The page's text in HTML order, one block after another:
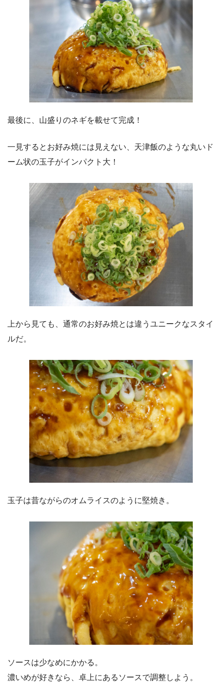
最後に、山盛りのネギを載せて完成！
一見するとお好み焼には見えない、天津飯のような丸いド
ーム状の玉子がインパクト大！
上から見ても、通常のお好み焼とは違うユニークなスタイ
ルだ。
玉子は昔ながらのオムライスのように堅焼き。
ソースは少なめにかかる。
濃いめが好きなら、卓上にあるソースで調整しよう。